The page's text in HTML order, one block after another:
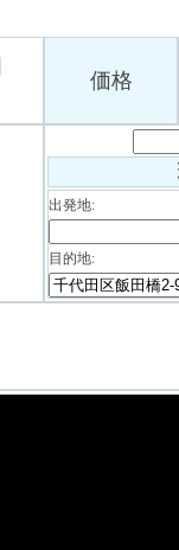
価格
出発地:
目的地: